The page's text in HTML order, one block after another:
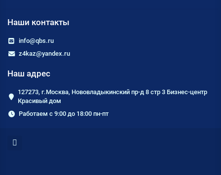
Наши контакты
info@qbs.ru
z4kaz@yandex.ru
Наш адрес
127273, г.Москва, Нововладыкинский пр-д 8 стр 3 Бизнес-центр
Красивый дом
Работаем с 9:00 до 18:00 пн-пт